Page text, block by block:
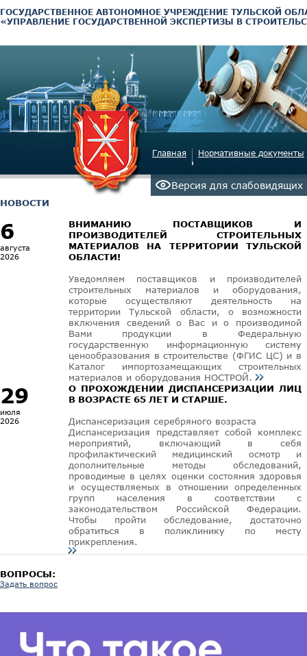
ГОСУДАРСТВЕННОЕ АВТОНОМНОЕ УЧРЕЖДЕНИЕ ТУЛЬСКОЙ
«УПРАВЛЕНИЕ ГОСУДАРСТВЕННОЙ ЭКСПЕРТИЗЫ В
Главная Нормативные документы
Версия для слабовидящих
НОВОСТИ
6
августа
2026
ВНИМАНИЮ ПОСТАВЩИКОВ И
ПРОИЗВОДИТЕЛЕЙ СТРОИТЕЛЬНЫХ
МАТЕРИАЛОВ НА ТЕРРИТОРИИ ТУЛЬСКОЙ
ОБЛАСТИ!
Уведомляем поставщиков и производителей
строительных материалов и оборудования,
которые осуществляют деятельность на
территории Тульской области, о возможности
включения сведений о Вас и о производимой
Вами продукции в Федеральную
государственную информационную систему
ценообразования в строительстве (ФГИС ЦС) и в
Каталог импортозамещающих строительных
материалов и оборудования НОСТРОЙ.
29
июля
2026
О ПРОХОЖДЕНИИ ДИСПАНСЕРИЗАЦИИ ЛИЦ
В ВОЗРАСТЕ 65 ЛЕТ И СТАРШЕ.
Диспансеризация серебряного возраста
Диспансеризация представляет собой комплекс
мероприятий, включающий в себя
профилактический медицинский осмотр и
дополнительные методы обследований,
проводимые в целях оценки состояния здоровья
и осуществляемых в отношении определенных
групп населения в соответствии с
законодательством Российской Федерации.
Чтобы пройти обследование, достаточно
обратиться в поликлинику по месту
прикрепления.
ВОПРОСЫ:
Задать вопрос